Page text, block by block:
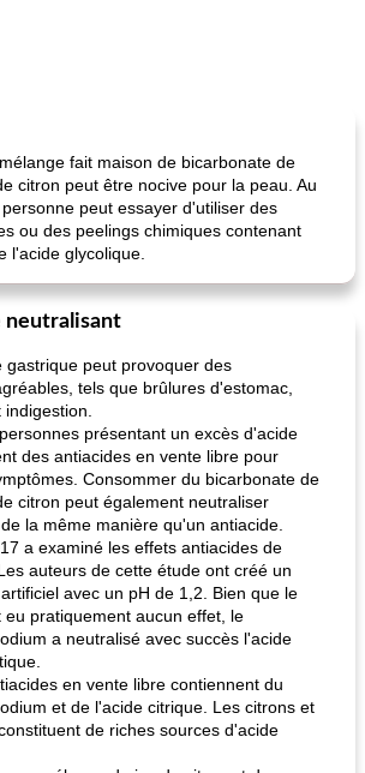
fait maison de bicarbonate de
citron peut être nocive pour la peau. Au
peut essayer d'utiliser des
ou des peelings chimiques contenant
l'acide glycolique.
neutralisant
gastrique peut provoquer des
tels que brûlures d'estomac,
présentant un excès d'acide
des antiacides en vente libre pour
Consommer du bicarbonate de
citron peut également neutraliser
la même manière qu'un antiacide.
a examiné les effets antiacides de
auteurs de cette étude ont créé un
avec un pH de 1,2. Bien que le
eu pratiquement aucun effet, le
a neutralisé avec succès l'acide
en vente libre contiennent du
et de l'acide citrique. Les citrons et
de riches sources d'acide